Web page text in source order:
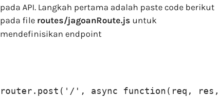
pada API. Langkah pertama adalah paste code berikut
pada file routes/jagoanRoute.js untuk
mendefinisikan endpoint
router.post('/', async function(req, res,